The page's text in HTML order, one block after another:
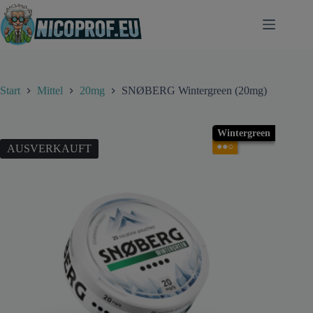
Zum
Inhalt
springen
Start Mittel 20mg SNØBERG Wintergreen (20mg)
AUSVERKAUFT
Wintergreen
●●○